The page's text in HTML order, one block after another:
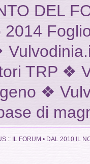
DEL
TRP ❖
❖
di
:: IL FORUM • DAL 2010 IL